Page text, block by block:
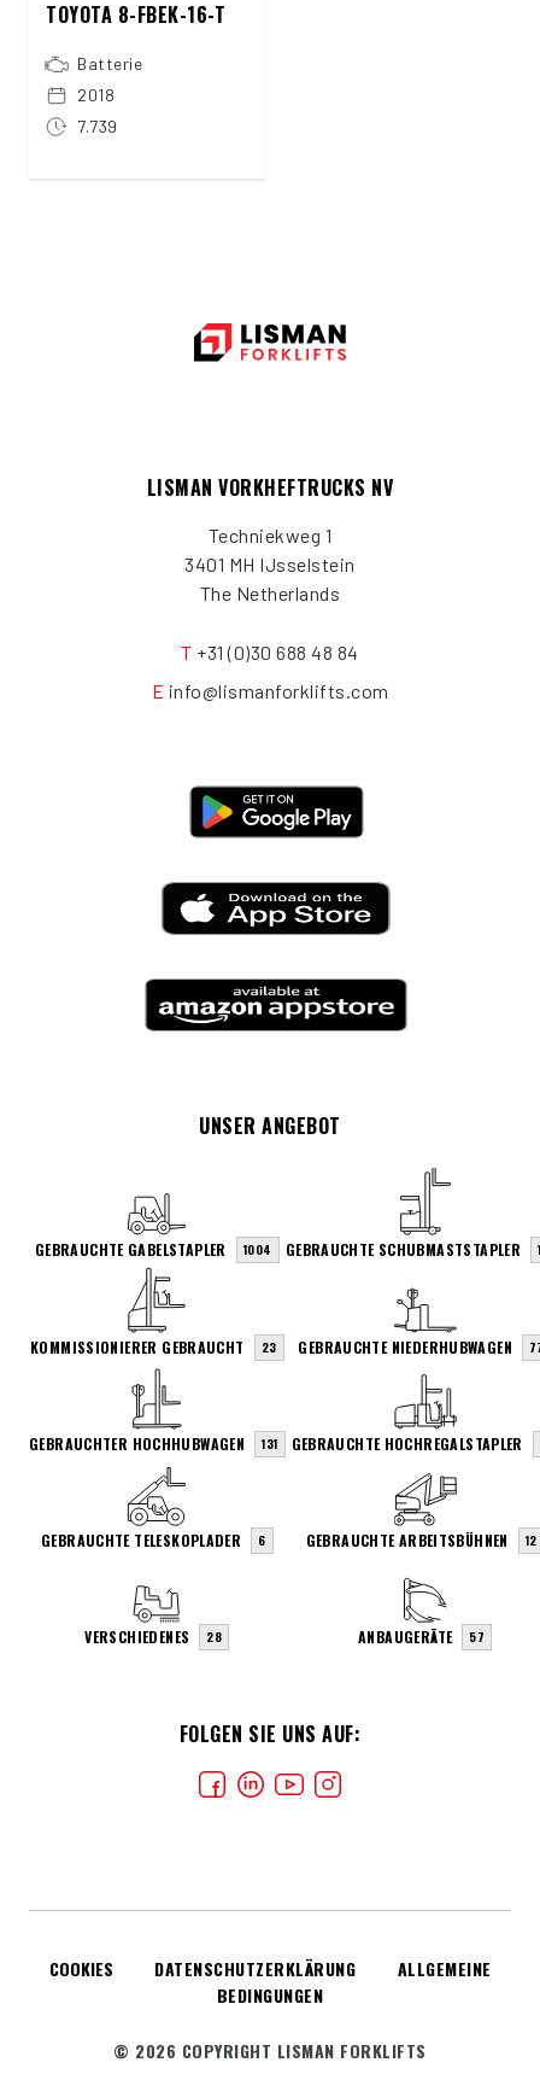
TOYOTA 8-FBEK-16-T
Batterie
2018
7.739
LISMAN VORKHEFTRUCKS NV
Techniekweg 1
3401 MH IJsselstein
The Netherlands
T +31 (0)30 688 48 84
E info@lismanforklifts.com
FOLGEN SIE UNS AUF:
UNSER ANGEBOT
GEBRAUCHTE GABELSTAPLER 1004 GEBRAUCHTE SCHUBMASTSTAPLER
KOMMISSIONIERER GEBRAUCHT 23 GEBRAUCHTE NIEDERHUBWAGEN
GEBRAUCHTER HOCHHUBWAGEN 131 GEBRAUCHTE HOCHREGALSTAPLER
GEBRAUCHTE TELESKOPLADER 6 GEBRAUCHTE ARBEITSBÜHNEN 12
VERSCHIEDENES 28 ANBAUGERÄTE 57
COOKIES DATENSCHUTZERKLÄRUNG
ALLGEMEINE
BEDINGUNGEN
© 2026 COPYRIGHT LISMAN FORKLIFTS